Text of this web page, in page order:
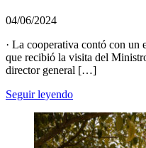
04/06/2024
· La cooperativa contó con un
que recibió la visita del
director general […]
Seguir leyendo